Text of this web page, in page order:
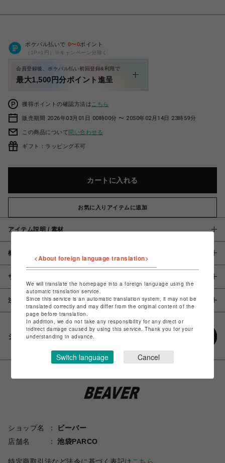
ポケパル払いで 0〜0ポイント
（1P=1円）※キャンペーン分除く
会員登録後、ポケパル払い初回登録&利用で
最大1,500円分ポイント進呈
獲得ポイントの確認方法は こちら
販売期間 2026年03月01日 00時00分 〜 2050年02月14日 23時59分
この商品について問い合わせる
ギフト：ラッピング不可
カートに入れる
お気に入りアイテムに追加
アイテム説明 / 素材
概要
サイズ
注意事項
シェアする
ショップ名
ビーバー
店舗名
池袋PARCO
<About foreign language translation>
We will translate the homepage into a foreign language using the
automatic translation service.
Since this service is an automatic translation system, it may not be
translated correctly and may differ from the original content of the
page before translation.
In addition, we do not take any responsibility for any direct or
indirect damage caused by using this service. Thank you for your
understanding in advance.
Switch language Cancel